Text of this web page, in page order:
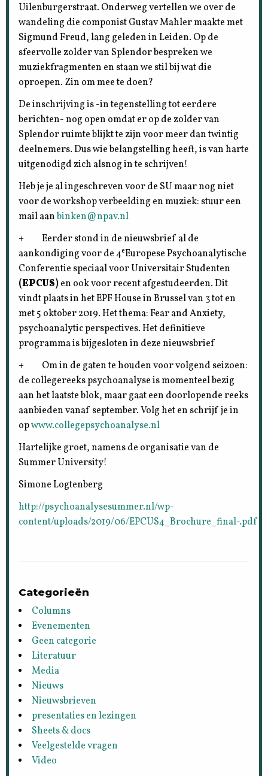
Uilenburgerstraat. Onderweg vertellen we over de
wandeling die componist Gustav Mahler maakte met
Sigmund Freud, lang geleden in Leiden. Op de
sfeervolle zolder van Splendor bespreken we
muziekfragmenten en staan we stil bij wat die
oproepen. Zin om mee te doen?
De inschrijving is -in tegenstelling tot eerdere
berichten- nog open omdat er op de zolder van
Splendor ruimte blijkt te zijn voor meer dan twintig
deelnemers. Dus wie belangstelling heeft, is van harte
uitgenodigd zich alsnog in te schrijven!
Heb je je al ingeschreven voor de SU maar nog niet
voor de workshop verbeelding en muziek: stuur een
mail aanbinken@npav.nl
+ Eerder stond in de nieuwsbrief al de
aankondiging voor de 4eEuropese Psychoanalytische
Conferentie speciaal voor Universitair Studenten
(EPCUS)en ook voor recent afgestudeerden. Dit
vindt plaats in het EPF House in Brussel van 3 tot en
met 5 oktober 2019. Het thema: Fear and Anxiety,
psychoanalytic perspectives. Het definitieve
programma is bijgesloten in deze nieuwsbrief
+ Om in de gaten te houden voor volgend seizoen:
de collegereeks psychoanalyse is momenteel bezig
aan het laatste blok, maar gaat een doorlopende reeks
aanbieden vanaf september. Volg het en schrijf je in
opwww.collegepsychoanalyse.nl
Hartelijke groet, namens de organisatie van de
Summer University!
Simone Logtenberg
http://psychoanalysesummer.nl/wp-
content/uploads/2019/06/EPCUS4_Brochure_final-.pdf
Categorieën
Columns
Evenementen
Geen categorie
Literatuur
Media
Nieuws
Nieuwsbrieven
presentaties en lezingen
Sheets & docs
Veelgestelde vragen
Video